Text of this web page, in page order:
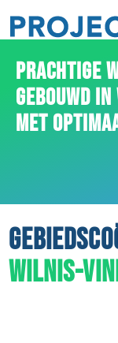
PRACHTIGE
GEBOUWD
MET
WILNIS-